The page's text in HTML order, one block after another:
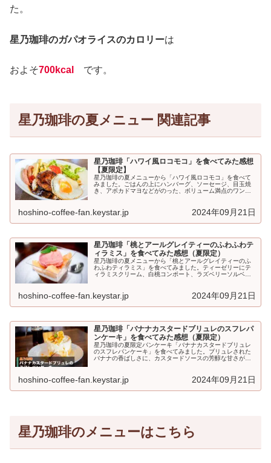
た。
星乃珈琲のガパオライスのカロリーは
およそ700kcal です。
星乃珈琲の夏メニュー 関連記事
星乃珈琲「ハワイ風ロコモコ」を食べてみた感想
【夏限定】
星乃珈琲の夏メニューから「ハワイ風ロコモコ」を食べて
みました。ごはんの上にハンバーグ、ソーセージ、目玉焼
き、アボカドマヨなどがのった、ボリューム満点のワンプ
hoshino-coffee-fan.keystar.jp 2024年09月21日
星乃珈琲「桃とアールグレイティーのふわふわテ
ィラミス」を食べてみた感想（夏限定）
星乃珈琲の夏メニューから「桃とアールグレイティーのふ
わふわティラミス」を食べてみました。ティーゼリーにテ
ィラミスクリーム、白桃コンポート、ラズベリーソルベを
hoshino-coffee-fan.keystar.jp 2024年09月21日
星乃珈琲「バナナカスタードブリュレのスフレパ
ンケーキ」を食べてみた感想（夏限定）
星乃珈琲の夏限定パンケーキ「バナナカスタードブリュレ
のスフレパンケーキ」を食べてみました。ブリュレされた
バナナの香ばしさに、カスタードソースの芳醇な甘さがマ
hoshino-coffee-fan.keystar.jp 2024年09月21日
星乃珈琲のメニューはこちら